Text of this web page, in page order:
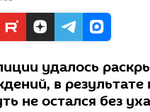
удалось
в
не остался без уха